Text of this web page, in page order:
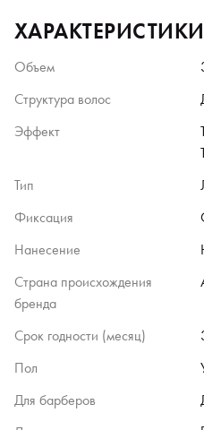
ХАРАКТЕРИСТИКИ
Объем
Структура волос
Эффект
Тип
Фиксация
Нанесение
Страна происхождения
бренда
Срок годности (месяц)
Пол
Для барберов